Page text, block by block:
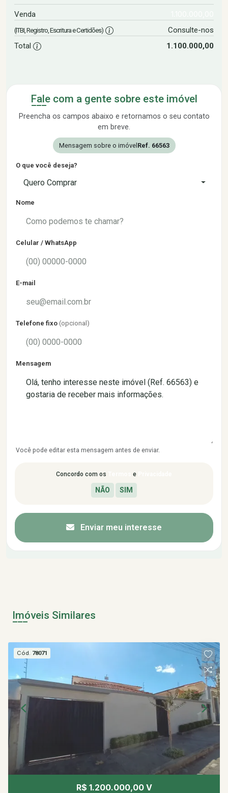
Venda
(ITBI, Registro, Escritura e Certidões)
Consulte-nos
Total
1.100.000,00
Fale com a gente sobre este imóvel
Preencha os campos abaixo e retornamos o seu contato
em breve.
Mensagem sobre o imóvelRef. 66563
O que você deseja?
Quero Comprar
Nome
Celular / WhatsApp
E-mail
Telefone fixo (opcional)
Mensagem
Você pode editar esta mensagem antes de enviar.
Concordo com os e
Enviar meu interesse
Imóveis Similares
Cód. 78071
R$ 1.200.000,00 V